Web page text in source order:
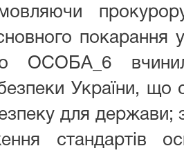
покарання
ОСОБА_6
України, що
для держави;
стандартів